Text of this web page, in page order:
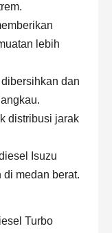
lebih
dan
distribusi jarak
Isuzu
medan berat.
Turbo